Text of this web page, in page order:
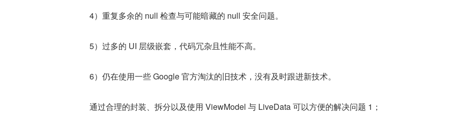
4）重复多余的 null 检查与可能暗藏的 null 安全问题。
5）过多的 UI 层级嵌套，代码冗杂且性能不高。
6）仍在使用一些 Google 官方淘汰的旧技术，没有及时跟进新技术。
通过合理的封装、拆分以及使用 ViewModel 与 LiveData 可以方便的解决问题 1；